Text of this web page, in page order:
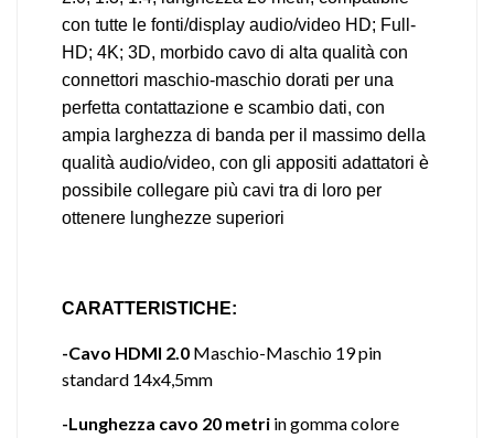
con tutte le fonti/display audio/video HD; Full-
HD; 4K; 3D, morbido cavo di alta qualità con
connettori maschio-maschio dorati per una
perfetta contattazione e scambio dati, con
ampia larghezza di banda per il massimo della
qualità audio/video, con gli appositi adattatori è
possibile collegare più cavi tra di loro per
ottenere lunghezze superiori
CARATTERISTICHE:
-Cavo HDMI 2.0 Maschio-Maschio 19 pin
standard 14x4,5mm
-Lunghezza cavo 20 metri in gomma colore